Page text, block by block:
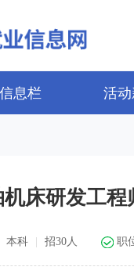
息栏 活动
床研发工程
本科 招30人 职